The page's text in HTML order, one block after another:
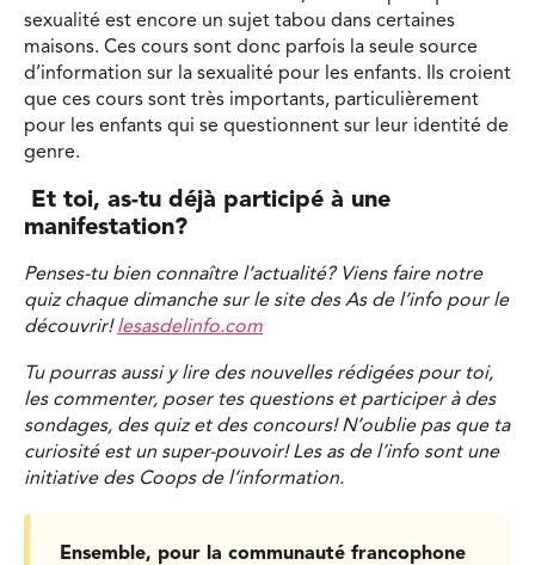
sexualité est encore un sujet tabou dans certaines
maisons. Ces cours sont donc parfois la seule source
d’information sur la sexualité pour les enfants. Ils croient
que ces cours sont très importants, particulièrement
pour les enfants qui se questionnent sur leur identité de
genre.
Et toi, as-tu déjà participé à une
manifestation?
Penses-tu bien connaître l’actualité? Viens faire notre
quiz chaque dimanche sur le site des As de l’info pour le
découvrir!lesasdelinfo.com
Tu pourras aussi y lire des nouvelles rédigées pour toi,
les commenter, poser tes questions et participer à des
sondages, des quiz et des concours! N’oublie pas que ta
curiosité est un super-pouvoir! Les as de l’info sont une
initiative des Coops de l’information.
Ensemble, pour la communauté francophone